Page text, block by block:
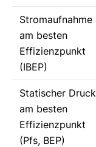
Stromaufnahme
am besten
Effizienzpunkt
(IBEP)
Statischer Druck
am besten
Effizienzpunkt
(Pfs, BEP)